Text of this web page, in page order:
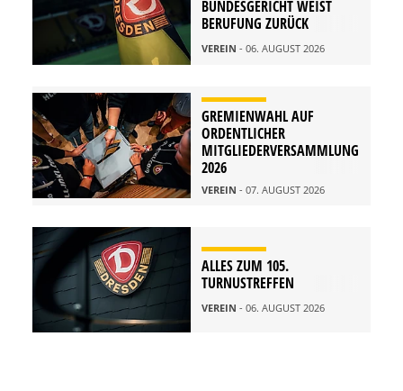
BUNDESGERICHT WEIST
BERUFUNG ZURÜCK
VEREIN - 06. AUGUST 2026
GREMIENWAHL AUF
ORDENTLICHER
MITGLIEDERVERSAMMLUNG
2026
VEREIN - 07. AUGUST 2026
ALLES ZUM 105.
TURNUSTREFFEN
VEREIN - 06. AUGUST 2026